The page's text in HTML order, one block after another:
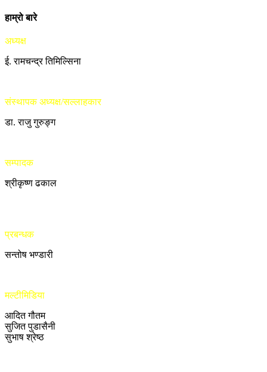
हाम्रो बारे
अध्यक्ष
ई. रामचन्द्र तिमिल्सिना
संस्थापक अध्यक्ष/सल्लाहकार
डा. राजु गुरुङ्ग
सम्पादक
श्रीकृष्ण ढकाल
प्रबन्धक
सन्तोष भण्डारी
मल्टीमिडिया
आदित गौतम
सुजित पुडासैनी
सुभाष श्रेष्ठ